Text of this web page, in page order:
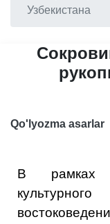
Узбекистана
Qo'lyozma asarlar
В рамках